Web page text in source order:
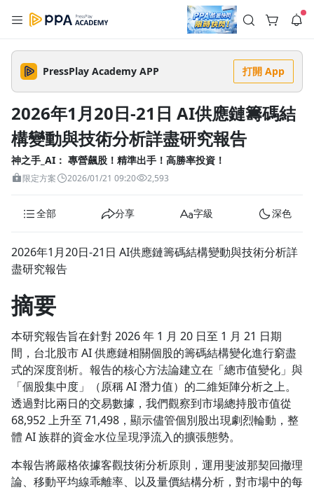
註冊領取 上千元優惠券！
公告
🌞 PPA 避暑津貼．冷氣房升級｜期間快閃活動
🥵 酷暑限時快閃｜單筆滿 NT$2,500 現折 NT$300、再贈最高
2% 點數回饋！🚀 酷暑來襲．偷偷在冷氣房升級 📈⭐️ 【冷氣房
進修 限時開跑】◾單筆滿 NT$2,500 現折 NT$300◾活動期間：
即日起 - 8/13（只有一週）-📣 酷暑季好康 \ 再加碼 /→ 點數回饋
無上限🔥購買任一課程 or 訂閱✅ 消費即享回饋 1% 點數✅ 滿
$5,000 回饋 2% 點數🎁 此為 PPA 官方帳號 Line@ 專屬活動，加
入好友👉 享有「渠道專屬活動」及「個人化推播」！
2 天前
查看全部
PressPlay Academy APP 打開 App
2026年1月20日-21日 AI供應鏈籌碼結
構變動與技術分析詳盡研究報告
神之手_AI： 專營飆股！精準出手！高勝率投資！
限定方案 2026/01/21 09:20 2,593
全部 分享 字級 深色
2026年1月20日-21日 AI供應鏈籌碼結構變動與技術分析詳
盡研究報告
摘要
本研究報告旨在針對 2026 年 1 月 20 日至 1 月 21 日期
間，台北股市 AI 供應鏈相關個股的籌碼結構變化進行窮盡
式的深度剖析。報告的核心方法論建立在「總市值變化」與
「個股集中度」（原稱 AI 潛力值）的二維矩陣分析之上。
透過對比兩日的交易數據，我們觀察到市場總持股市值從
68,952 上升至 71,498，顯示儘管個別股出現劇烈輪動，整
體 AI 族群的資金水位呈現淨流入的擴張態勢。
本報告將嚴格依據客觀技術分析原則，運用斐波那契回撤理
論、移動平均線乖離率、以及量價結構分析，對市場中的每
--:-- --:--
1.0x
2.0x
1.75x
1.0x
0.75x
追蹤列表
去逛逛
返回播放器
清除全部